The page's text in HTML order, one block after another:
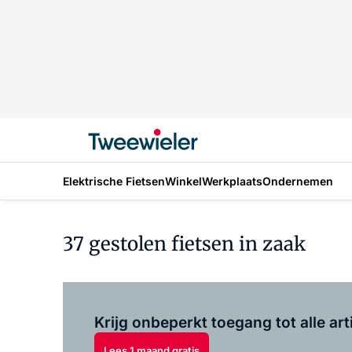
Elektrische FietsenWinkelWerkplaatsOndernemen
37 gestolen fietsen in zaak
Krijg onbeperkt toegang tot alle